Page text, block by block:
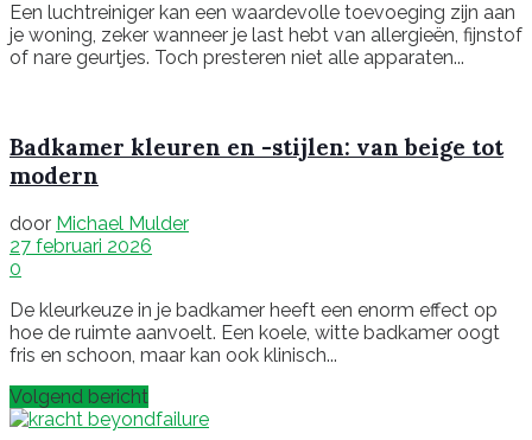
Een luchtreiniger kan een waardevolle toevoeging zijn aan
je woning, zeker wanneer je last hebt van allergieën, fijnstof
of nare geurtjes. Toch presteren niet alle apparaten...
Badkamer kleuren en -stijlen: van beige tot
modern
door Michael Mulder
27 februari 2026
0
De kleurkeuze in je badkamer heeft een enorm effect op
hoe de ruimte aanvoelt. Een koele, witte badkamer oogt
fris en schoon, maar kan ook klinisch...
Volgend bericht